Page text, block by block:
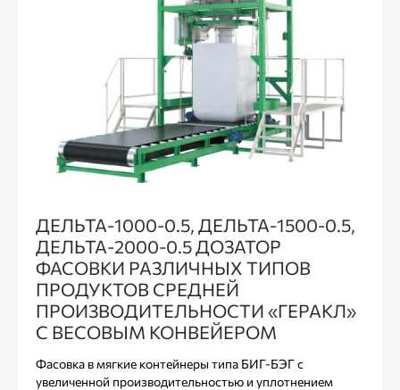
ДЕЛЬТА-1000-0.5, ДЕЛЬТА-1500-0.5,
ДЕЛЬТА-2000-0.5 ДОЗАТОР
ФАСОВКИ РАЗЛИЧНЫХ ТИПОВ
ПРОДУКТОВ СРЕДНЕЙ
ПРОИЗВОДИТЕЛЬНОСТИ «ГЕРАКЛ»
С ВЕСОВЫМ КОНВЕЙЕРОМ
Фасовка в мягкие контейнеры типа БИГ-БЭГ с
увеличенной производительностью и уплотнением